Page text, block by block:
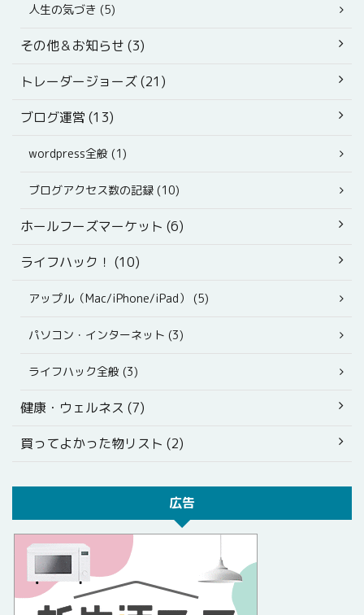
人生の気づき (5)
その他＆お知らせ (3)
トレーダージョーズ (21)
ブログ運営 (13)
wordpress全般 (1)
ブログアクセス数の記録 (10)
ホールフーズマーケット (6)
ライフハック！ (10)
アップル（Mac/iPhone/iPad） (5)
パソコン・インターネット (3)
ライフハック全般 (3)
健康・ウェルネス (7)
買ってよかった物リスト (2)
広告